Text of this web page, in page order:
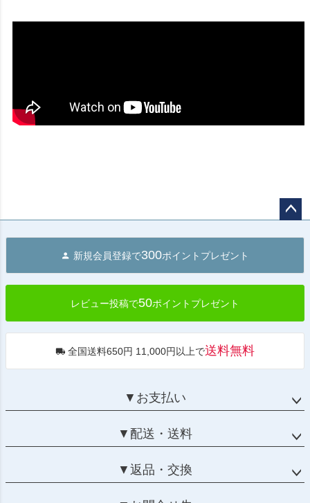
へ
新規会員登録で300ポイントプレゼント
レビュー投稿で50ポイントプレゼント
全国送料650円 11,000円以上で送料無料
▼お支払い
▼配送・送料
▼返品・交換